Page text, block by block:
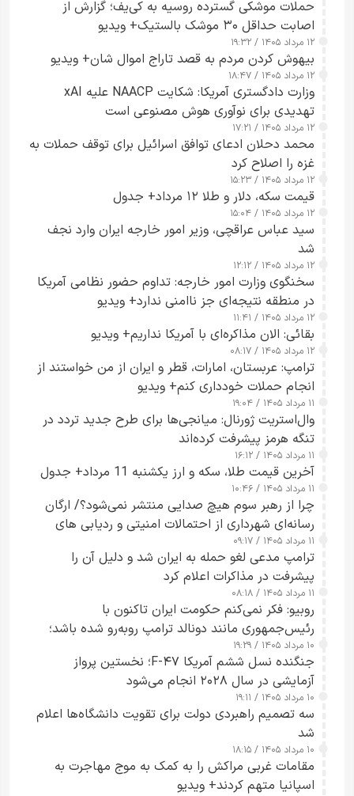
حملات موشکی گسترده روسیه به کی‌یف؛ گزارش از
اصابت حداقل ۳۰ موشک بالستیک+ ویدیو
۱۲ مرداد ۱۴۰۵ / ۱۹:۳۲
بیهوش کردن مردم به قصد تاراج اموال شان+ ویدیو
۱۲ مرداد ۱۴۰۵ / ۱۸:۴۷
وزارت دادگستری آمریکا: شکایت NAACP علیه xAI
تهدیدی برای نوآوری هوش مصنوعی است
۱۲ مرداد ۱۴۰۵ / ۱۷:۲۱
محمد دحلان ادعای توافق اسرائیل برای توقف حملات به
غزه را اصلاح کرد
۱۲ مرداد ۱۴۰۵ / ۱۵:۲۳
قیمت سکه، دلار و طلا ۱۲ مرداد+ جدول
۱۲ مرداد ۱۴۰۵ / ۱۵:۰۴
سید عباس عراقچی، وزیر امور خارجه ایران وارد نجف
شد
۱۲ مرداد ۱۴۰۵ / ۱۲:۱۲
سخنگوی وزارت امور خارجه: تداوم حضور نظامی آمریکا
در منطقه نتیجه‌ای جز ناامنی ندارد+ ویدیو
۱۲ مرداد ۱۴۰۵ / ۱۱:۴۱
بقائی: الان مذاکره‌ای با آمریکا نداریم+ ویدیو
۱۲ مرداد ۱۴۰۵ / ۰۸:۱۷
ترامپ: عربستان، امارات، قطر و ایران از من خواستند از
انجام حملات خودداری کنم+ ویدیو
۱۱ مرداد ۱۴۰۵ / ۱۹:۰۴
وال‌استریت ژورنال: میانجی‌ها برای طرح جدید تردد در
تنگه هرمز پیشرفت کرده‌اند
۱۱ مرداد ۱۴۰۵ / ۱۶:۱۲
آخرین قیمت طلا، سکه و ارز یکشنبه 11 مرداد+ جدول
۱۱ مرداد ۱۴۰۵ / ۱۰:۴۶
چرا از رهبر سوم هیچ صدایی منتشر نمی‌شود؟/ ارگان
رسانه‌ای شهرداری از احتمالات امنیتی و ردیابی های
جاسوسی گفت
۱۱ مرداد ۱۴۰۵ / ۰۹:۱۷
ترامپ مدعی لغو حمله به ایران شد و دلیل آن را
پیشرفت در مذاکرات اعلام کرد
۱۱ مرداد ۱۴۰۵ / ۰۸:۱۸
روبیو: فکر نمی‌کنم حکومت ایران تاکنون با
رئیس‌جمهوری مانند دونالد ترامپ روبه‌رو شده باشد؛
کسی که واقعاً دست به اقدام می‌زند
۱۰ مرداد ۱۴۰۵ / ۱۹:۲۹
جنگنده نسل ششم آمریکا F-۴۷؛ نخستین پرواز
آزمایشی در سال ۲۰۲۸ انجام می‌شود
۱۰ مرداد ۱۴۰۵ / ۱۹:۱۱
سه تصمیم راهبردی دولت برای تقویت دانشگاه‌ها اعلام
شد
۱۰ مرداد ۱۴۰۵ / ۱۸:۱۵
مقامات غربی مراکش را به کمک به موج مهاجرت به
اسپانیا متهم کردند+ ویدیو